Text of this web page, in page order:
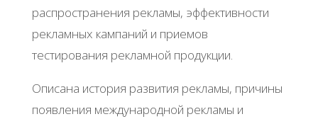
распространения рекламы, эффективности
рекламных кампаний и приемов
тестирования рекламной продукции.
Описана история развития рекламы, причины
появления международной рекламы и